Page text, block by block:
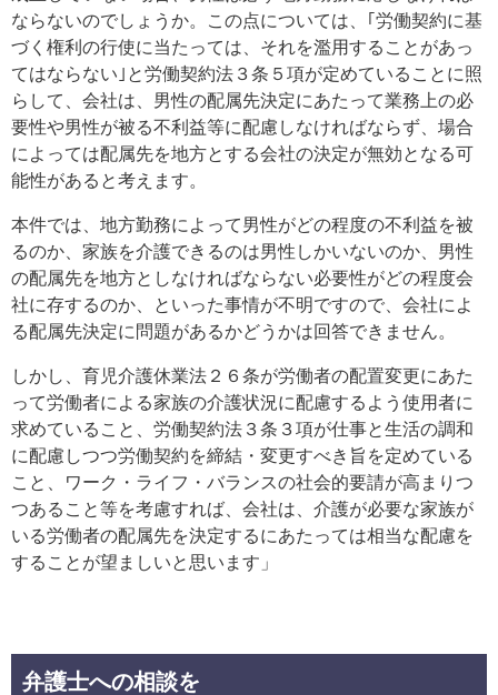
ならないのでしょうか。この点については、｢労働契約に基
づく権利の行使に当たっては、それを濫用することがあっ
てはならない｣と労働契約法３条５項が定めていることに照
らして、会社は、男性の配属先決定にあたって業務上の必
要性や男性が被る不利益等に配慮しなければならず、場合
によっては配属先を地方とする会社の決定が無効となる可
能性があると考えます。
本件では、地方勤務によって男性がどの程度の不利益を被
るのか、家族を介護できるのは男性しかいないのか、男性
の配属先を地方としなければならない必要性がどの程度会
社に存するのか、といった事情が不明ですので、会社によ
る配属先決定に問題があるかどうかは回答できません。
しかし、育児介護休業法２６条が労働者の配置変更にあた
って労働者による家族の介護状況に配慮するよう使用者に
求めていること、労働契約法３条３項が仕事と生活の調和
に配慮しつつ労働契約を締結・変更すべき旨を定めている
こと、ワーク・ライフ・バランスの社会的要請が高まりつ
つあること等を考慮すれば、会社は、介護が必要な家族が
いる労働者の配属先を決定するにあたっては相当な配慮を
することが望ましいと思います」
弁護士への相談を